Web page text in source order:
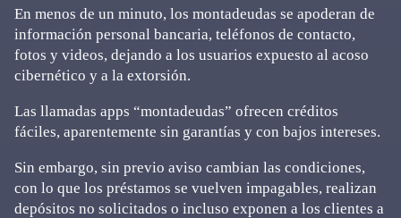
En menos de un minuto, los montadeudas se apoderan de
información personal bancaria, teléfonos de contacto,
fotos y videos, dejando a los usuarios expuesto al acoso
cibernético y a la extorsión.
Las llamadas apps “montadeudas” ofrecen créditos
fáciles, aparentemente sin garantías y con bajos intereses.
Sin embargo, sin previo aviso cambian las condiciones,
con lo que los préstamos se vuelven impagables, realizan
depósitos no solicitados o incluso exponen a los clientes a